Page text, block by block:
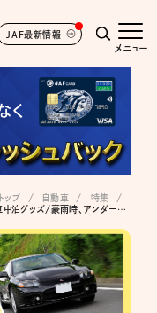
JAF最新情報
メニュー
トップ 自動車
特集
三菱・GTO（初代）試乗記/100均ショップで手に入る車中泊グッズ/豪雨時、アンダーパスの冠水に注意/杉浦太陽のドライブミュージック